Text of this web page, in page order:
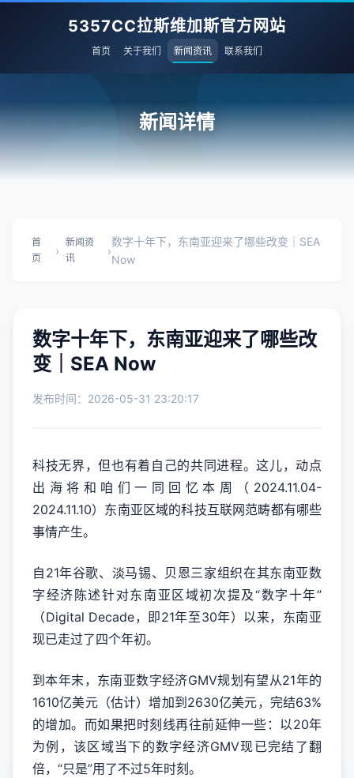
5357CC拉斯维加斯官方网站
首页 关于我们 新闻资讯 联系我们
新闻详情
首
页
›
新闻资
讯
›
数字十年下，东南亚迎来了哪些改变｜SEA
Now
数字十年下，东南亚迎来了哪些改
变｜SEA Now
发布时间：2026-05-31 23:20:17
科技无界，但也有着自己的共同进程。这儿，动点
出海将和咱们一同回忆本周（2024.11.04-
2024.11.10）东南亚区域的科技互联网范畴都有哪些
事情产生。
自21年谷歌、淡马锡、贝恩三家组织在其东南亚数
字经济陈述针对东南亚区域初次提及“数字十年”
（Digital Decade，即21年至30年）以来，东南亚
现已走过了四个年初。
到本年末，东南亚数字经济GMV规划有望从21年的
1610亿美元（估计）增加到2630亿美元，完结63%
的增加。而如果把时刻线再往前延伸一些：以20年
为例，该区域当下的数字经济GMV现已完结了翻
倍，“只是”用了不过5年时刻。